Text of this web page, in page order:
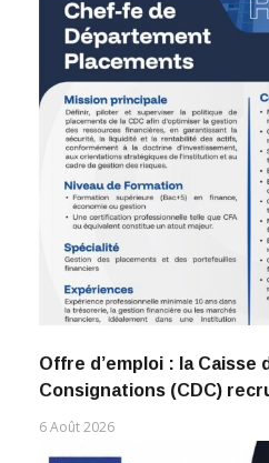
Offre d’emploi : la Caisse
Consignations (CDC)
6 Août 2026